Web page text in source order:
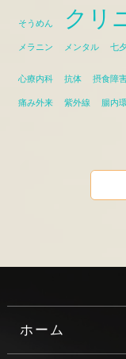
そうめん クリ
メラニン メンタル 七
心療内科 抗体 摂食障
痛み外来 紫外線 腸内
ホーム